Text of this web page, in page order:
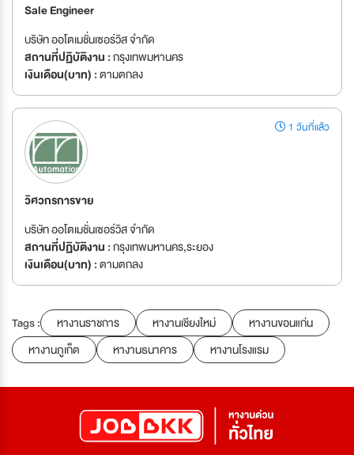
Sale Engineer
บริษัท ออโตเมชั่นเซอร์วิส จำกัด
สถานที่ปฏิบัติงาน :กรุงเทพมหานคร
เงินเดือน(บาท) :ตามตกลง
1 วันที่แล้ว
วิศวกรการขาย
บริษัท ออโตเมชั่นเซอร์วิส จำกัด
สถานที่ปฏิบัติงาน :กรุงเทพมหานคร,ระยอง
เงินเดือน(บาท) :ตามตกลง
Tags : หางานราชการ หางานเชียงใหม่
หางานขอนแก่น
หางานภูเก็ต
หางานธนาคาร หางานโรงแรม